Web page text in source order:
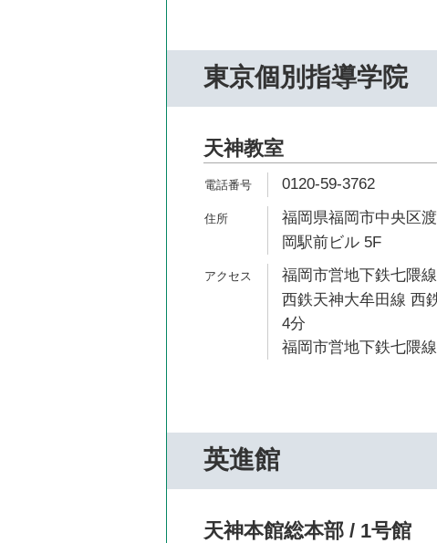
東京個別指導学院
天神教室
0120-59-3762
福岡県福岡市中央区
岡駅前ビル 5F
福岡市営地下鉄七隈
西鉄天神大牟田線 西
4分
福岡市営地下鉄七隈
英進館
天神本館総本部 / 1号館